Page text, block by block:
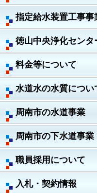
指定給水装置工事
徳山中央浄化セン
料金等について
水道水の水質につい
周南市の水道事業
周南市の下水道事業
職員採用について
入札・契約情報